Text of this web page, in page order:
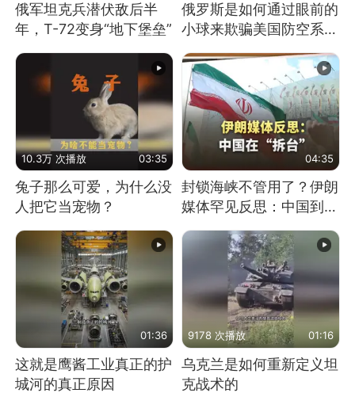
俄军坦克兵潜伏敌后半
年，T-72变身“地下堡垒”
俄罗斯是如何通过眼前的
小球来欺骗美国防空系统
的
10.3万 次播放 03:35
兔子那么可爱，为什么没
人把它当宠物？
04:35
封锁海峡不管用了？伊朗
媒体罕见反思：中国到底
01:36
这就是鹰酱工业真正的护
城河的真正原因
9178 次播放 01:16
乌克兰是如何重新定义坦
克战术的